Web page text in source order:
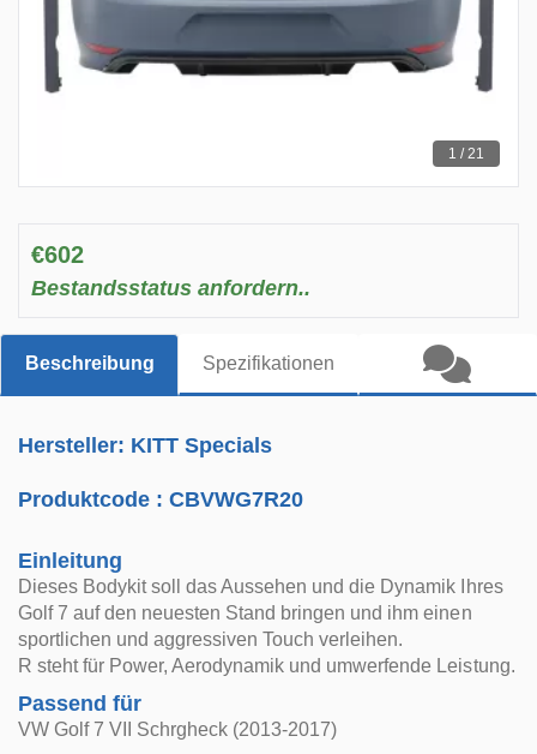
1 / 21
€602
Bestandsstatus anfordern..
Beschreibung Spezifikationen
Hersteller: KITT Specials
Produktcode :CBVWG7R20
Einleitung
Dieses Bodykit soll das Aussehen und die Dynamik Ihres
Golf 7 auf den neuesten Stand bringen und ihm einen
sportlichen und aggressiven Touch verleihen.
R steht für Power, Aerodynamik und umwerfende Leistung.
Passend für
VW Golf 7 VII Schrgheck (2013-2017)